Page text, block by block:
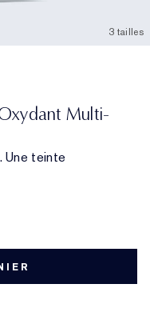
3 tailles
Multi-
Une teinte